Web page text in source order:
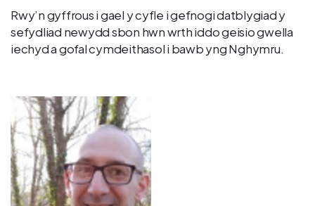
Rwy’n gyffrous i gael y cyfle i gefnogi datblygiad y
sefydliad newydd sbon hwn wrth iddo geisio gwella
iechyd a gofal cymdeithasol i bawb yng Nghymru.
Delwedd